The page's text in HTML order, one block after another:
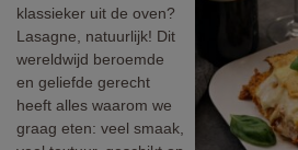
klassieker uit de oven?
Lasagne, natuurlijk! Dit
wereldwijd beroemde
en geliefde gerecht
heeft alles waarom we
graag eten: veel smaak,